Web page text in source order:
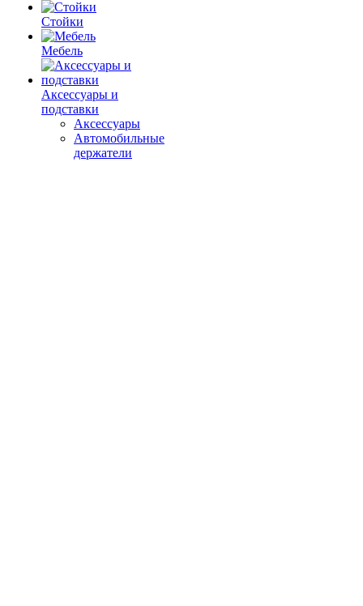
Стойки
Мебель
Аксессуары и
подставки
Аксессуары
Автомобильные
держатели